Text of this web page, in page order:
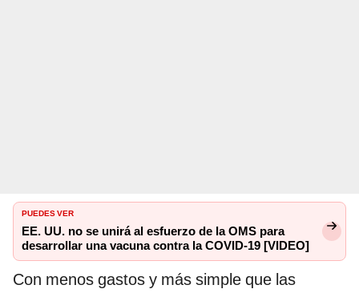
PUEDES VER
EE. UU. no se unirá al esfuerzo de la OMS para
desarrollar una vacuna contra la COVID-19 [VIDEO]
Con menos gastos y más simple que las